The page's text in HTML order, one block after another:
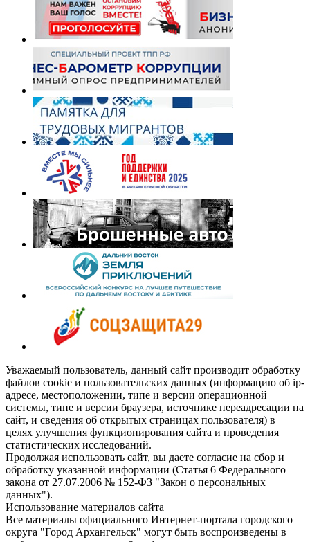
Уважаемый пользователь, данный сайт производит обработку
файлов cookie и пользовательских данных (информацию об ip-
адресе, местоположении, типе и версии операционной
системы, типе и версии браузера, источнике переадресации на
сайт, и сведения об открытых страницах пользователя) в
целях улучшения функционирования сайта и проведения
статистических исследований.
Продолжая использовать сайт, вы даете согласие на сбор и
обработку указанной информации (Статья 6 Федерального
закона от 27.07.2006 № 152-ФЗ "Закон о персональных
данных").
Использование материалов сайта
Все материалы официального Интернет-портала городского
округа "Город Архангельск" могут быть воспроизведены в